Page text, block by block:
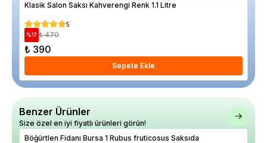
Klasik Salon Saksı Kahverengi Renk 1.1 Litre
5
%17 ₺ 470
₺ 390
Sepete Ekle
Benzer Ürünler
Size özel en iyi fiyatlı ürünleri görün!
Böğürtlen Fidanı Bursa 1 Rubus fruticosus Saksıda